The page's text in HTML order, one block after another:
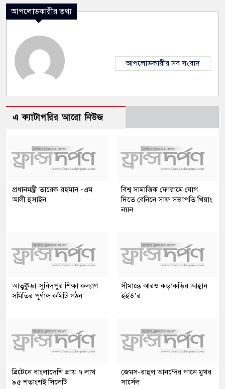
আপলোডকারীর তথ্য
আপলোডকারীর সব সংবাদ
এ ক্যাটাগরির আরো নিউজ
প্রধানমন্ত্রী তারেক রহমান -এম
আলী হুসাইন
বিশ্ব সামাজিক ফোরামে যোগ
দিতে বেনিনে সাফ সভাপতি খিয়াং
নয়ন
আতুকুড়া-সুবিদপুর শিক্ষা কল্যাণ
সমিতির পূর্ণাঙ্গ কমিটি গঠন
সীমান্তে আরও কড়াকড়ির আহ্বান
ইইউ’র
ব্রিটেনে বাংলাদেশি প্রায় ৭ লাখ
৯৫ শতাংশই সিলেটি
জেমস-রাহুল আনন্দের গানে মুখর
সার্সেল